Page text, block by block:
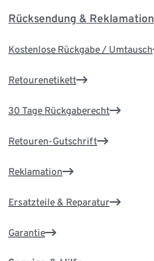
Rücksendung & Reklamation
Kostenlose Rückgabe / Umtausch
Retourenetikett
30 Tage Rückgaberecht
Retouren-Gutschrift
Reklamation
Ersatzteile & Reparatur
Garantie